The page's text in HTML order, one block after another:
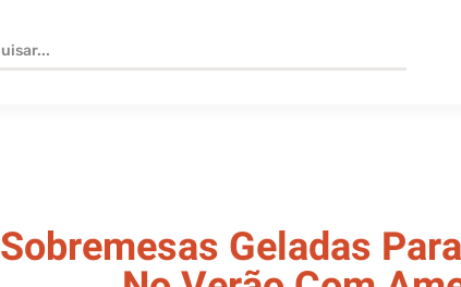
Sobremesas Geladas